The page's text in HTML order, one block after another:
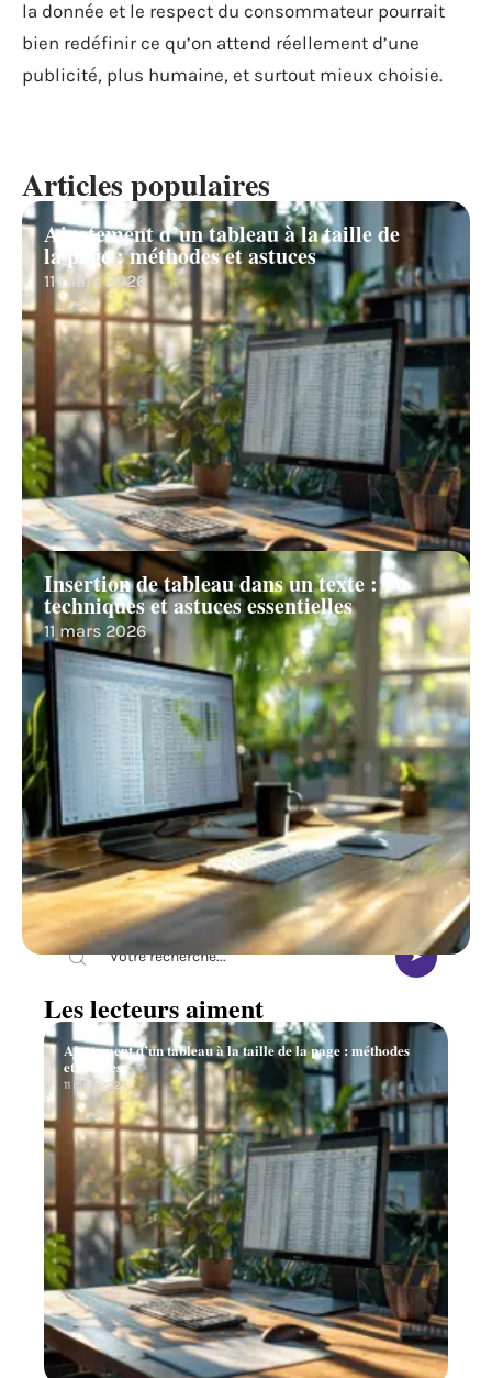
la donnée et le respect du consommateur pourrait
bien redéfinir ce qu’on attend réellement d’une
publicité, plus humaine, et surtout mieux choisie.
Articles populaires
Ajustement d’un tableau à la taille de
la page : méthodes et astuces
11 mars 2026
Insertion de tableau dans un texte :
techniques et astuces essentielles
11 mars 2026
Recherche
Les lecteurs aiment
Ajustement d’un tableau à la taille de la page : méthodes
et astuces
11 mars 2026